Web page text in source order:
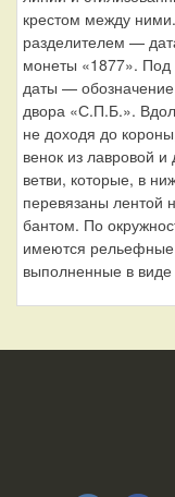
крестом между
разделителем —
монеты «1877».
даты —
двора «С.П.Б.».
не доходя до
венок из лавровой и
ветви, которые, в
перевязаны лентой
бантом. По
имеются
выполненные в виде